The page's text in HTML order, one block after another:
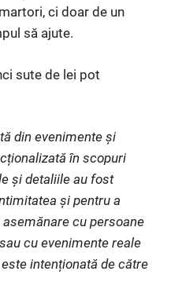
ci doar de un
să ajute.
sute de lei pot
din evenimente și
în scopuri
și detaliile au fost
și pentru a
cu persoane
cu evenimente reale
intenționată de către